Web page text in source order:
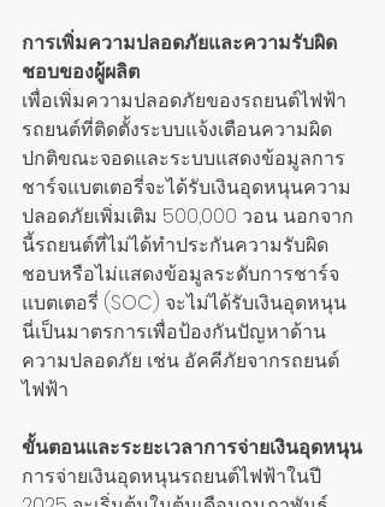
การเพิ่มความปลอดภัยและความรับผิด
ชอบของผู้ผลิต
เพื่อเพิ่มความปลอดภัยของรถยนต์ไฟฟ้า
รถยนต์ที่ติดตั้งระบบแจ้งเตือนความผิด
ปกติขณะจอดและระบบแสดงข้อมูลการ
ชาร์จแบตเตอรี่จะได้รับเงินอุดหนุนความ
ปลอดภัยเพิ่มเติม 500,000 วอน นอกจาก
นี้รถยนต์ที่ไม่ได้ทำประกันความรับผิด
ชอบหรือไม่แสดงข้อมูลระดับการชาร์จ
แบตเตอรี่ (SOC) จะไม่ได้รับเงินอุดหนุน
นี่เป็นมาตรการเพื่อป้องกันปัญหาด้าน
ความปลอดภัย เช่น อัคคีภัยจากรถยนต์
ไฟฟ้า
ขั้นตอนและระยะเวลาการจ่ายเงินอุดหนุน
การจ่ายเงินอุดหนุนรถยนต์ไฟฟ้าในปี